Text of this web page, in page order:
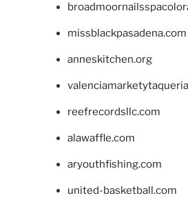
missblackpasadena.com
anneskitchen.org
reefrecordsllc.com
alawaffle.com
aryouthfishing.com
united-basketball.com